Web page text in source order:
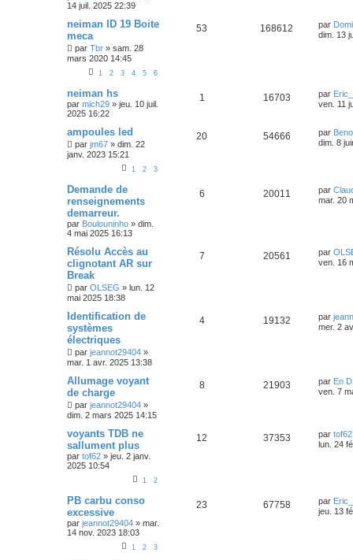
14 juil. 2025 22:39
neiman ID 19 Boite
meca
par Tbr » sam. 28
mars 2020 14:45
1 2 3 4 5 6
53 168612 par
dim. 13
neiman hs
par mich29 » jeu. 10 juil.
2025 16:22
1 16703 par
ven. 11
ampoules led
par jm67 » dim. 22
janv. 2023 15:21
1 2 3
20 54666 par
dim. 8
Demande de
renseignements
demarreur.
par Boulouninho » dim.
4 mai 2025 16:13
6 20011 par
mar. 20
Résolu Accès au
clignotant AR sur
Break
par OLSEG » lun. 12
mai 2025 18:38
7 20561 par
ven. 16
Identification de
systèmes
électriques
par jeannot29404 »
mar. 1 avr. 2025 13:38
4 19132 par
mer. 2
Allumage voyant
de charge
par jeannot29404 »
dim. 2 mars 2025 14:15
8 21903 par En
ven. 7
voyants TDB ne
sallument plus
par tof62 » jeu. 2 janv.
2025 10:54
1 2
12 37353 par tof62
lun. 24
PB carbu conso
excessive
par jeannot29404 » mar.
14 nov. 2023 18:03
1 2 3
23 67758 par
jeu. 13